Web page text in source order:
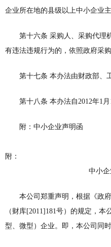
企业所在地的县级以上中小企业主
第十六条 采购人、采购代理
有违法违规行为的，依照政府采
第十七条 本办法由财政部、工
第十八条 本办法自2012年1月1
附：中小企业声明函
附：
中小
本公司郑重声明，根据《政府
（财库[2011]181号）的规定，
型、微型）企业。即，本公司同